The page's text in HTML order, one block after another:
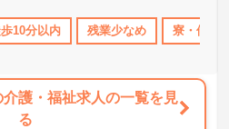
産休･育休･介護休暇取得実績あり
10分以内 残業少なめ 寮・借り
護・福祉求人の一覧を見
る